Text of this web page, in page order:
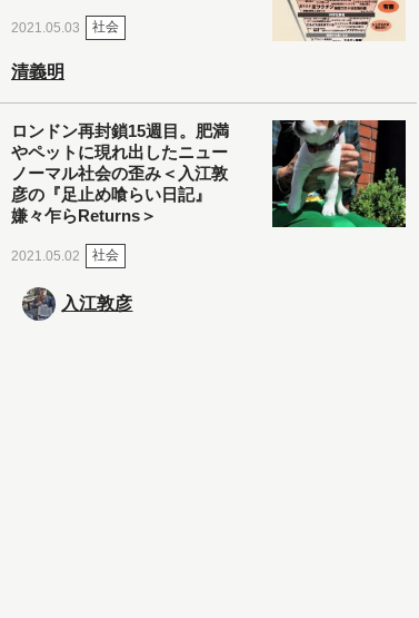
2021.05.03 社会
清義明
ロンドン再封鎖15週目。肥満
やペットに現れ出したニュー
ノーマル社会の歪み＜入江敦
彦の『足止め喰らい日記』
嫌々乍らReturns＞
2021.05.02 社会
入江敦彦